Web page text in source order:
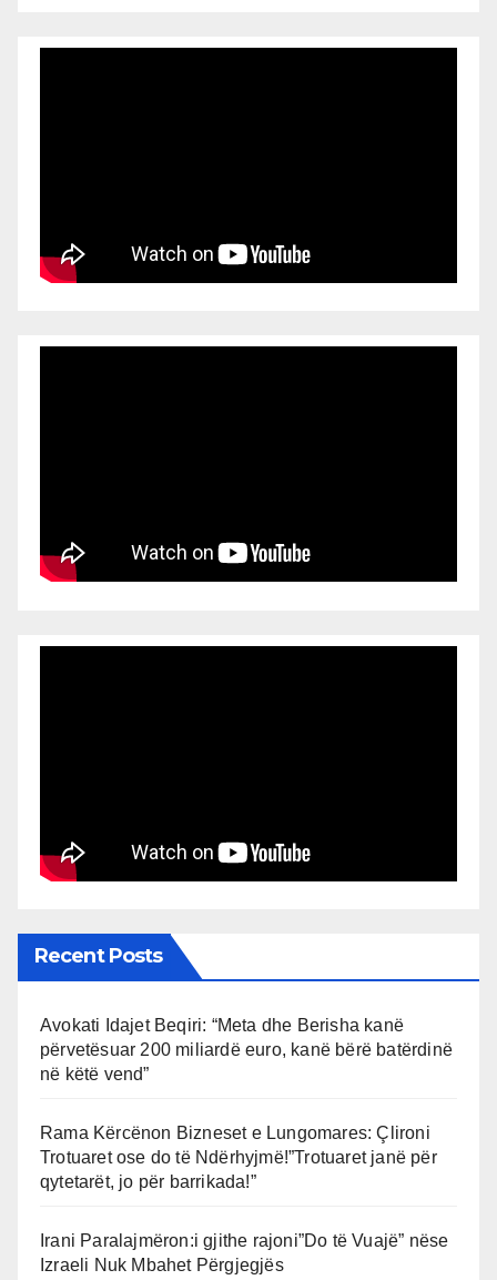
Recent Posts
Avokati Idajet Beqiri: “Meta dhe Berisha kanë
përvetësuar 200 miliardë euro, kanë bërë batërdinë
në këtë vend”
Rama Kërcënon Bizneset e Lungomares: Çlironi
Trotuaret ose do të Ndërhyjmë!”Trotuaret janë për
qytetarët, jo për barrikada!”
Irani Paralajmëron:i gjithe rajoni”Do të Vuajë” nëse
Izraeli Nuk Mbahet Përgjegjës